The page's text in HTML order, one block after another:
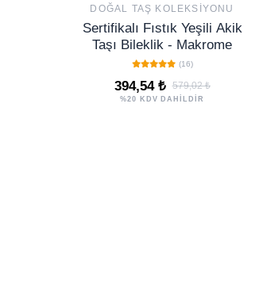
DOĞAL TAŞ KOLEKSIYONU
Sertifikalı Fıstık Yeşili Akik
Taşı Bileklik - Makrome
(16)
394,54 ₺ 579,02 ₺
%20 KDV DAHİLDİR